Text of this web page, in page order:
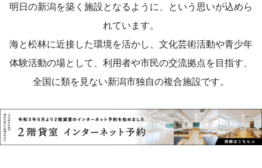
明日の新潟を築く施設となるように、という思いが込めら
れています。
海と松林に近接した環境を活かし、文化芸術活動や青少年
体験活動の場として、利用者や市民の交流拠点を目指す、
全国に類を見ない新潟市独自の複合施設です。